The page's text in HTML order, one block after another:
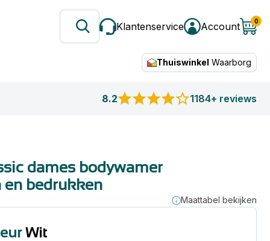
Klantenservice Account 0
Thuiswinkel Waarborg
8.2 1184+ reviews
dames bodywamer
en bedrukken
Maattabel bekijken
Wit